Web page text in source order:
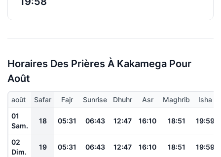
Horaires Des Prières À Kakamega Pour
Août
août Safar Fajr Sunrise Dhuhr Asr Maghrib
Isha
01
Sam.
18 05:31 06:43 12:47 16:10 18:51 19:59
02
Dim.
19 05:31 06:43 12:47 16:10 18:51 19:59